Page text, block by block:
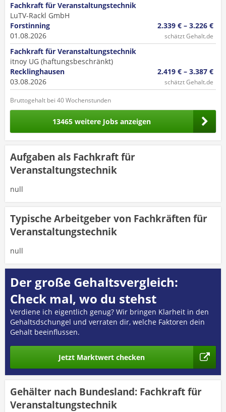
Fachkraft für Veranstaltungstechnik
LuTV-Rackl GmbH
Forstinning
01.08.2026
2.339 € – 3.226 €
schätzt Gehalt.de
Fachkraft für Veranstaltungstechnik
itnoy UG (haftungsbeschränkt)
Recklinghausen
03.08.2026
2.419 € – 3.387 €
schätzt Gehalt.de
Bruttogehalt bei 40 Wochenstunden
13465 weitere Jobs anzeigen
Aufgaben als Fachkraft für
Veranstaltungstechnik
null
Typische Arbeitgeber von Fachkräften für
Veranstaltungstechnik
null
Der große Gehaltsvergleich:
Check mal, wo du stehst
Verdiene ich eigentlich genug? Wir bringen Klarheit in den
Gehaltsdschungel und verraten dir, welche Faktoren dein
Gehalt beeinflussen.
Jetzt Marktwert checken
Gehälter nach Bundesland: Fachkraft für
Veranstaltungstechnik